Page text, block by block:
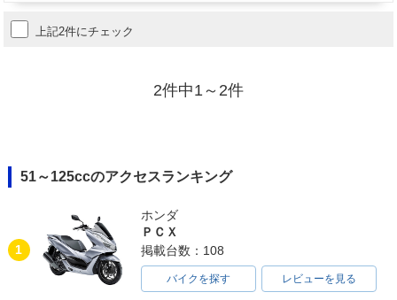
上記2件にチェック
2件中1～2件
51～125ccのアクセスランキング
1
ホンダ
ＰＣＸ
掲載台数：108
バイクを探す レビューを見る